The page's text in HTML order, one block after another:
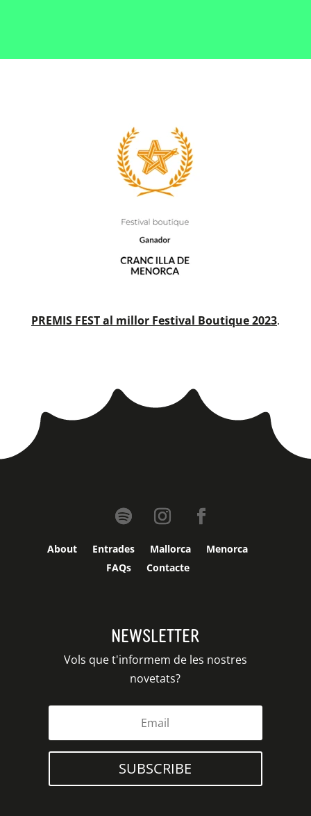
PREMIS FEST al millor Festival Boutique 2023.
About Entrades Mallorca
Menorca
FAQs
Contacte
Newsletter
Vols que t'informem de les nostres
novetats?
SUBSCRIBE